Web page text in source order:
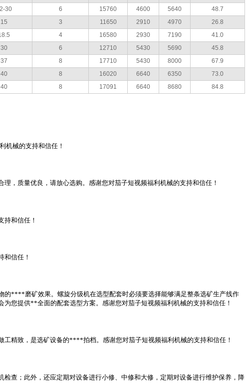
30 6 15760 4600 5640
48.7
15 3 11650 2910 4970
26.8
4 16580 2930 7190
41.0
30 6 12710 5430 5690
45.8
37 8 17710 5430 8000
67.9
40 8 16020 6640 6350
73.0
40 8 17091 6640 8680 84.8
机械的支持和信任！
，质量优良，请放心选购。感谢您对茄子短视频福利机械的支持和信任！
持和信任！
和信任！
的****磨矿效果。螺旋分级机在选型配套时必须要选择能够满足整条选矿生产线作
您提供**全面的配套选型方案。感谢您对茄子短视频福利机械的支持和信任！
精致，是选矿设备的****拍档。感谢您对茄子短视频福利机械的支持和信任！
查；此外，还应定期对设备进行小修、中修和大修，定期对设备进行维护保养，降